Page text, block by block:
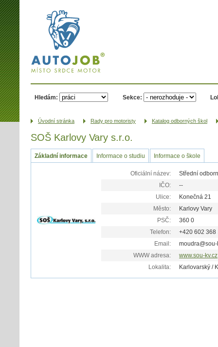
AUTOJOB.cz -
místo srdce
motor
Hledám: Sekce:
Úvodní­ stránka Rady pro motoristy Katalog odborných škol
SOŠ Karlovy Vary s.r.o.
Základní informace Informace o studiu Informace o škole
Oficiální název:
Střední
IČO:
--
Ulice:
Konečná 21
Město:
Karlovy Vary
PSČ:
360 0
Telefon:
+420 602 368
Email:
moudra@sou-
WWW adresa:
www.sou-kv.cz
Lokalita:
Karlovarský /